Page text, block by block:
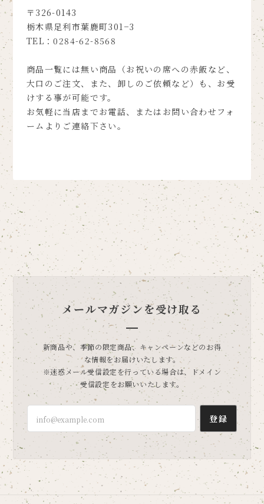
〒326-0143
栃木県足利市葉鹿町301−3
TEL：0284-62-8568
商品一覧には無い商品（お祝いの席への赤飯など、
大口のご注文、また、卸しのご依頼など）も、お受
けする事が可能です。
お気軽に当店までお電話、またはお問い合わせフォ
ームよりご連絡下さい。
メールマガジンを受け取る
新商品や、季節の限定商品、キャンペーンなどのお得
な情報をお届けいたします。
※迷惑メール受信設定を行っている場合は、ドメイン
受信設定をお願いいたします。
登録